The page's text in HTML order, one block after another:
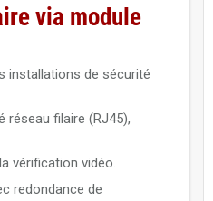
Hikvision DS-
Hikvision DS-
pour centrales AX
via module
installations de sécurité
filaire (RJ45),
vérification vidéo.
redondance de